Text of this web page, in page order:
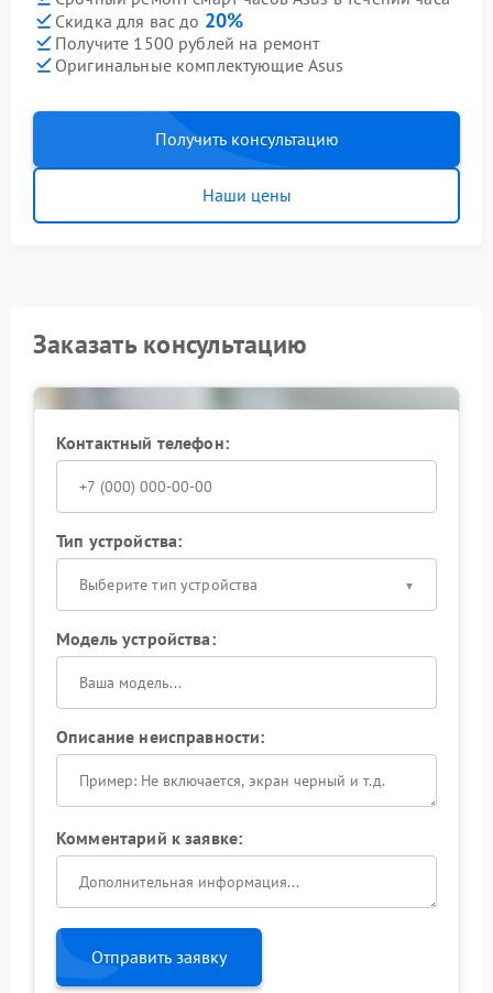
Скидка для вас до 20%
Получите 1500 рублей на ремонт
Оригинальные комплектующие Asus
Получить консультацию
Наши цены
Заказать консультацию
Контактный телефон:
Тип устройства:
Выберите тип устройства
Модель устройства:
Описание неисправности:
Комментарий к заявке:
Отправить заявку